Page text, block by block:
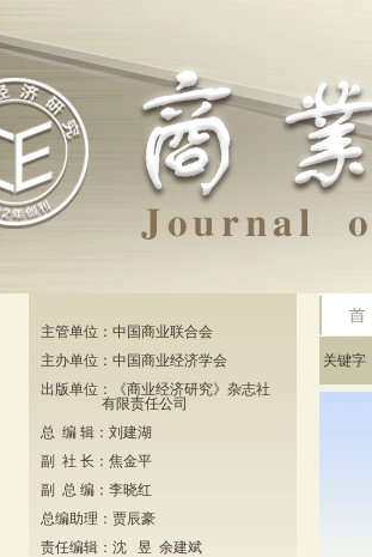
主管单位：中国商业联合会
主办单位：中国商业经济学会
出版单位：《商业经济研究》杂志社
有限责任公司
总 编 辑：刘建湖
副 社 长：焦金平
副 总 编：李晓红
总编助理：贾辰豪
责任编辑：沈 昱 余建斌
关键字